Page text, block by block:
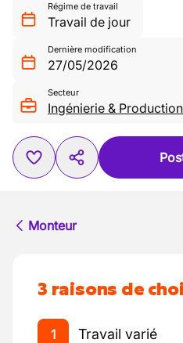
Régime de travail
Travail de jour
Dernière modification
27/05/2026
Secteur
Ingénierie & Production
Monteur
3 raisons de
1 Travail varié